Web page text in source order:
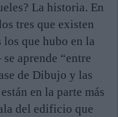
La historia. En
tres que existen
que hubo en la
aprende “entre
de Dibujo y las
en la parte más
del edificio que